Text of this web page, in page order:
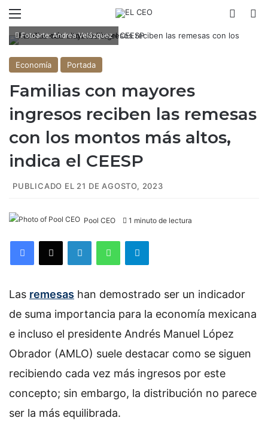
Fotoarte: Andrea Velázquez
Economía Portada
Familias con mayores
ingresos reciben las remesas
con los montos más altos,
indica el CEESP
PUBLICADO EL 21 DE AGOSTO, 2023
Pool CEO 1 minuto de lectura
Las remesas han demostrado ser un indicador
de suma importancia para la economía mexicana
e incluso el presidente Andrés Manuel López
Obrador (AMLO) suele destacar como se siguen
recibiendo cada vez más ingresos por este
concepto; sin embargo, la distribución no parece
ser la más equilibrada.